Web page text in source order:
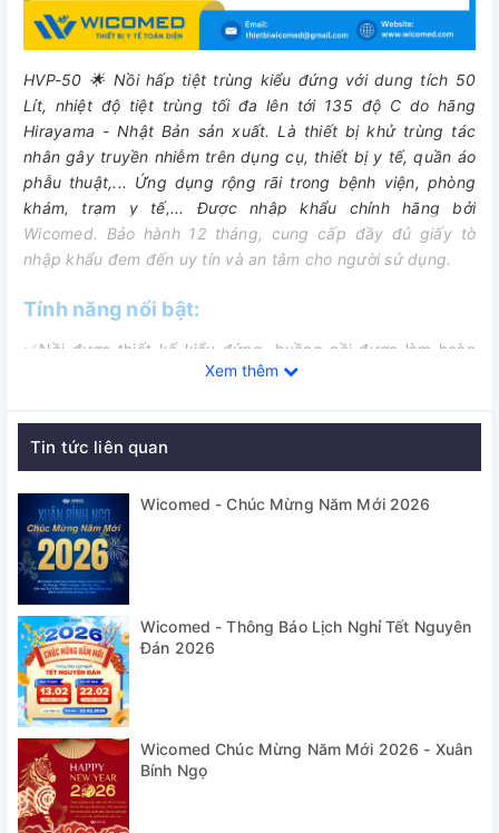
HVP-50 🌟 Nồi hấp tiệt trùng kiểu đứng với dung tích 50
Lít, nhiệt độ tiệt trùng tối đa lên tới 135 độ C do hãng
Hirayama - Nhật Bản sản xuất.Là thiết bị khử trùng tác
nhân gây truyền nhiễm trên dụng cụ, thiết bị y tế, quần áo
phẫu thuật,... Ứng dụng rộng rãi trong bệnh viện, phòng
khám, trạm y tế,... Được nhập khẩu chính hãng bởi
Wicomed. Bảo hành 12 tháng, cung cấp đầy đủ giấy tờ
nhập khẩu đem đến uy tín và an tâm cho người sử dụng.
Tính năng nổi bật:
✅Nồi được thiết kế kiểu đứng, buồng nồi được làm hoàn
toàn bằng thép không rỉ SUS 304 chống ăn mòn và có độ
✅ Được trang bị chức năng sấy khô
✅Bảng điều khiển được thiết kế với màn hình LED, biểu đồ
làm việc và các phím bấm chức năng giúp dễ dàng theo
dõi và thao tác.
✅ Trang bị gioăng cửa kín đảm bảo nồi kín hoàn toàn trong
quá trình làm việc
✅ Hệ thống khóa điện với 2 cảm biến khóa liên động kép
✅ Trang bị bơm chân không tham gia vào quá trình đuổi khí
và sấy khô đảm bảo mẫu được tiệt trùng và sấy khô hoàn
toàn
✅Thao tác đóng/ mở cửa dễ dàng chỉ với 1 lẫy gạt
✅ Bộ điều khiển có chức năng ghi nhớ các chế độ cài đặt
có thể lưu trữ cho từng chương trình.
✅ Nồi được trang bị van an toàn, CB chống rò điện, tự
động ngắt khi thiếu nước... đảm bảo an toàn cho người
dùng.
Xem thêm
Tin tức liên quan
Wicomed - Chúc Mừng Năm Mới 2026
Wicomed - Thông Báo Lịch Nghỉ Tết Nguyên
Đán 2026
Wicomed Chúc Mừng Năm Mới 2026 - Xuân
Bính Ngọ